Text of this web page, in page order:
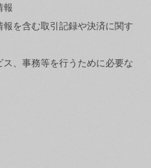
報
を含む取引記録や決済に関す
、事務等を行うために必要な